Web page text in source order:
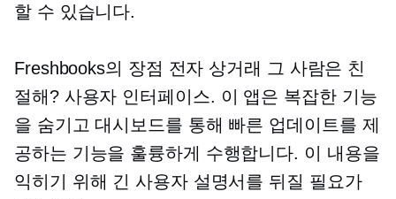
할 수 있습니다.
Freshbooks의 장점 전자 상거래 그 사람은 친
절해? 사용자 인터페이스. 이 앱은 복잡한 기능
을 숨기고 대시보드를 통해 빠른 업데이트를 제
공하는 기능을 훌륭하게 수행합니다. 이 내용을
익히기 위해 긴 사용자 설명서를 뒤질 필요가